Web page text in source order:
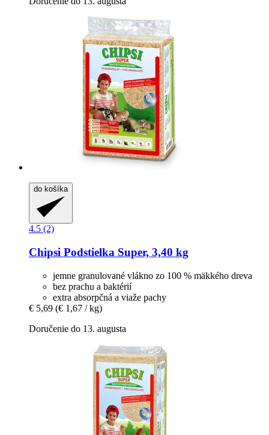
do košíka
4.5 (2)
Chipsi Podstielka Super, 3,40 kg
jemne granulované vlákno zo 100 % mäkkého dreva
bez prachu a baktérií
extra absorpčná a viaže pachy
€ 5,69 (€ 1,67 / kg)
Doručenie do 13. augusta